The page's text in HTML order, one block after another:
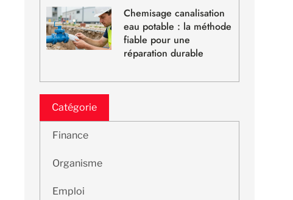
Chemisage canalisation
eau potable : la méthode
fiable pour une
réparation durable
Catégorie
Finance
Organisme
Emploi